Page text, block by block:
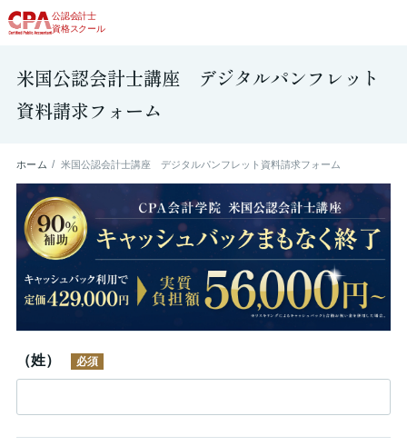
公認会計士
資格スクール
米国公認会計士講座 デジタルパンフレット
資料請求フォーム
ホーム 米国公認会計士講座 デジタルパンフレット資料請求フォーム
（姓）